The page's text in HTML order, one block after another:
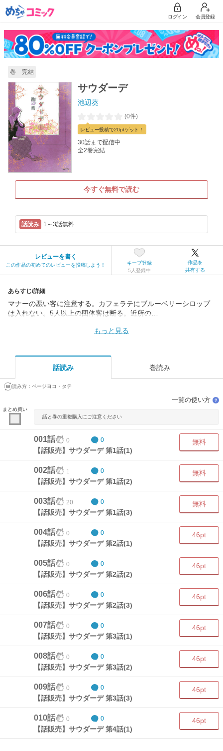
ログイン 会員登録
巻 完結
サウダーデ
池辺葵
(0件)
レビュー投稿で20ptゲット！
30話まで配信中
全2巻完結
今すぐ無料で読む
1～3話無料
レビューを書く
この作品の初めてのレビューを投稿しよう！
キープ登録
5人登録中
作品を
共有する
あらすじ/詳細
マナーの悪い客に注意する。カフェラテにブルーベリーシロップ
は入れない。5人以上の団体客は断る。近所の…
もっと見る
話読み 巻読み
読み方： ページヨコ・タテ
まとめ買い
一覧の使い方 ？
話と巻の重複購入にご注意ください
001話 0 0
【話販売】サウダーデ 第1話(1)
無料
002話 1 0
【話販売】サウダーデ 第1話(2)
無料
003話 20 0
【話販売】サウダーデ 第1話(3)
無料
004話 0 0
【話販売】サウダーデ 第2話(1)
46pt
005話 0 0
【話販売】サウダーデ 第2話(2)
46pt
006話 0 0
【話販売】サウダーデ 第2話(3)
46pt
007話 0 0
【話販売】サウダーデ 第3話(1)
46pt
008話 0 0
【話販売】サウダーデ 第3話(2)
46pt
009話 0 0
【話販売】サウダーデ 第3話(3)
46pt
010話 0 0
【話販売】サウダーデ 第4話(1)
46pt